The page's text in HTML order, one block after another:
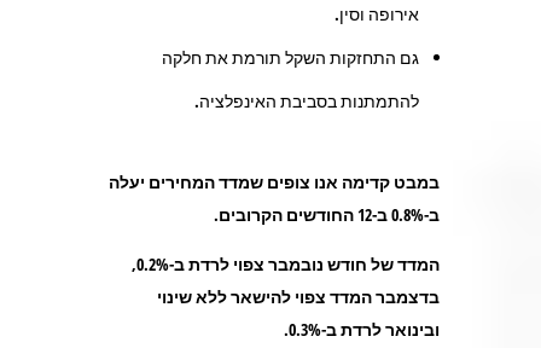
אירופה וסין.
גם התחזקות השקל תורמת את חלקה
להתמתנות בסביבת האינפלציה.
במבט קדימה אנו צופים שמדד המחירים יעלה
ב-0.8% ב-12 החודשים הקרובים.
המדד של חודש נובמבר צפוי לרדת ב-0.2%,
בדצמבר המדד צפוי להישאר ללא שינוי
ובינואר לרדת ב-0.3%.